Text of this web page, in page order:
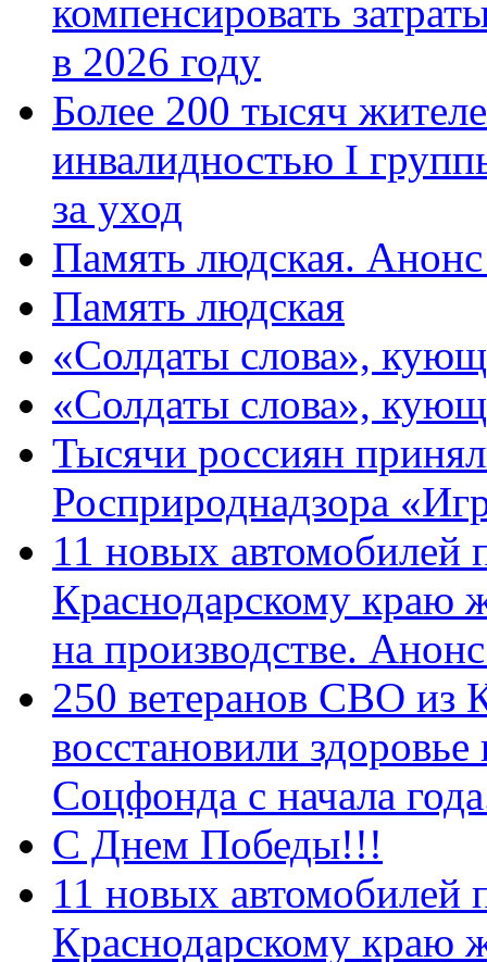
компенсировать
в 2026 году
Более 200 тысяч
инвалидностью I
за уход
Память людская.
Память людская
«Солдаты слова»,
«Солдаты слова»,
Тысячи россиян
Росприроднадзора
11 новых автомобилей
Краснодарскому краю
на производстве.
250 ветеранов СВО из
восстановили
Соцфонда с начала
С Днем Победы!!!
11 новых автомобилей
Краснодарскому краю